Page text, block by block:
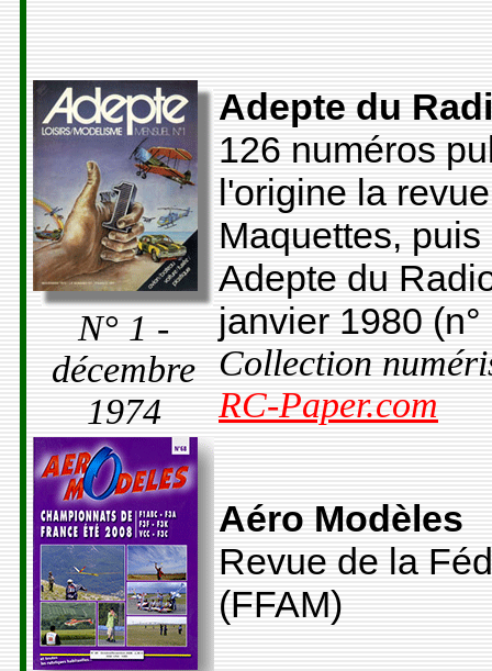
N° 1 -
décembre
1974
Adepte du
126 numéros
l'origine la
Maquettes,
Adepte du
janvier 1980
Collection
RC-Paper.com
Aéro Modèles
Revue de la
(FFAM)